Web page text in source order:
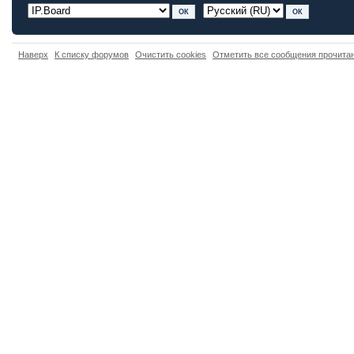
Наверх К списку форумов Очистить cookies Отметить все сообщения